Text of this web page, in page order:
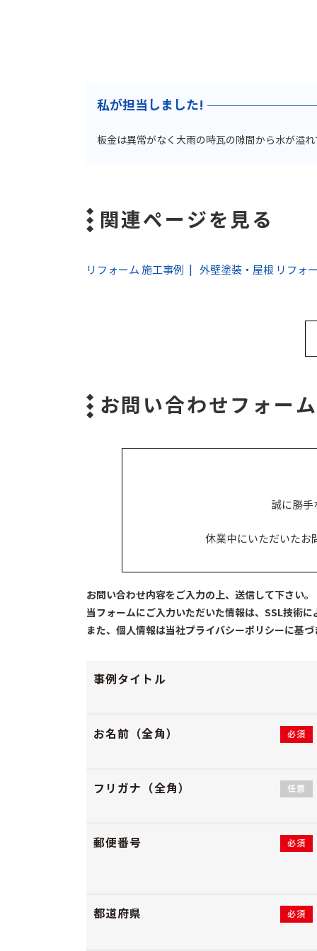
私が担当しました!
板金は異常がなく大雨の時瓦の隙間から水が溢
関連ページを見る
リフォーム 施工事例 外壁塗装・屋根 リフォ
お問い合わせフォーム
誠に勝手
休業中にいただいたお
お問い合わせ内容をご入力の上、送信して下さい。
当フォームにご入力いただいた情報は、SSL技術
また、個人情報は当社プライバシーポリシーに基
事例タイトル
お名前（全角） 必須
フリガナ（全角） 任意
郵便番号 必須
都道府県 必須